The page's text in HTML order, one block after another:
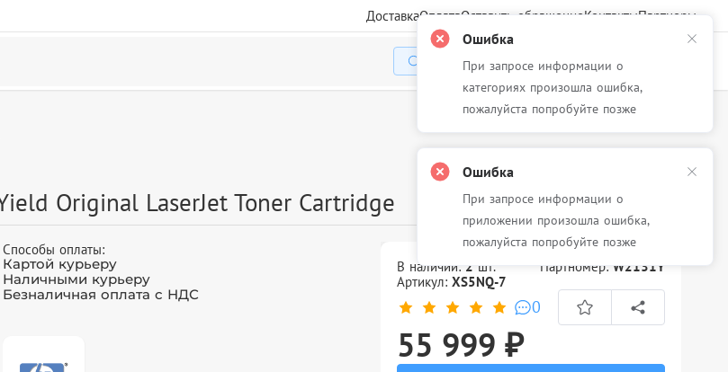
ДоставкаОплатаОставить обращениеКонтактыПартнеры
Избранное Корзина
Original LaserJet Toner Cartridge
Способы оплаты:
Картой курьеру
Наличными курьеру
Безналичная оплата с НДС
В наличии: 2 шт. Партномер: W2131Y
Артикул: XS5NQ-7
0
55 999 ₽
Ошибка
При запросе информации о
категориях произошла ошибка,
пожалуйста попробуйте позже
Ошибка
При запросе информации о
приложении произошла ошибка,
пожалуйста попробуйте позже